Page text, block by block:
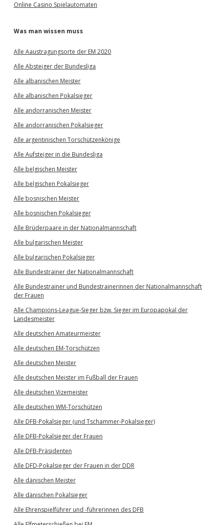
Online Casino Spielautomaten
Was man wissen muss
Alle Aaustragungsorte der EM 2020
Alle Absteiger der Bundesliga
Alle albanischen Meister
Alle albanischen Pokalsieger
Alle andorranischen Meister
Alle andorranischen Pokalsieger
Alle argentinischen Torschützenkönige
Alle Aufsteiger in die Bundesliga
Alle belgischen Meister
Alle belgischen Pokalsieger
Alle bosnischen Meister
Alle bosnischen Pokalsieger
Alle Brüderpaare in der Nationalmannschaft
Alle bulgarischen Meister
Alle bulgarischen Pokalsieger
Alle Bundestrainer der Nationalmannschaft
Alle Bundestrainer und Bundestrainerinnen der Nationalmannschaft
der Frauen
Alle Champions-League-Sieger bzw. Sieger im Europapokal der
Landesmeister
Alle deutschen Amateurmeister
Alle deutschen EM-Torschützen
Alle deutschen Meister
Alle deutschen Meister im Fußball der Frauen
Alle deutschen Vizemeister
Alle deutschen WM-Torschützen
Alle DFB-Pokalsieger (und Tschammer-Pokalsieger)
Alle DFB-Pokalsieger der Frauen
Alle DFB-Präsidenten
Alle DFD-Pokalsieger der Frauen in der DDR
Alle dänischen Meister
Alle dänischen Pokalsieger
Alle Ehrenspielführer und -führerinnen des DFB